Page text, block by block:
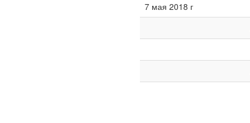
7 мая 2018 г